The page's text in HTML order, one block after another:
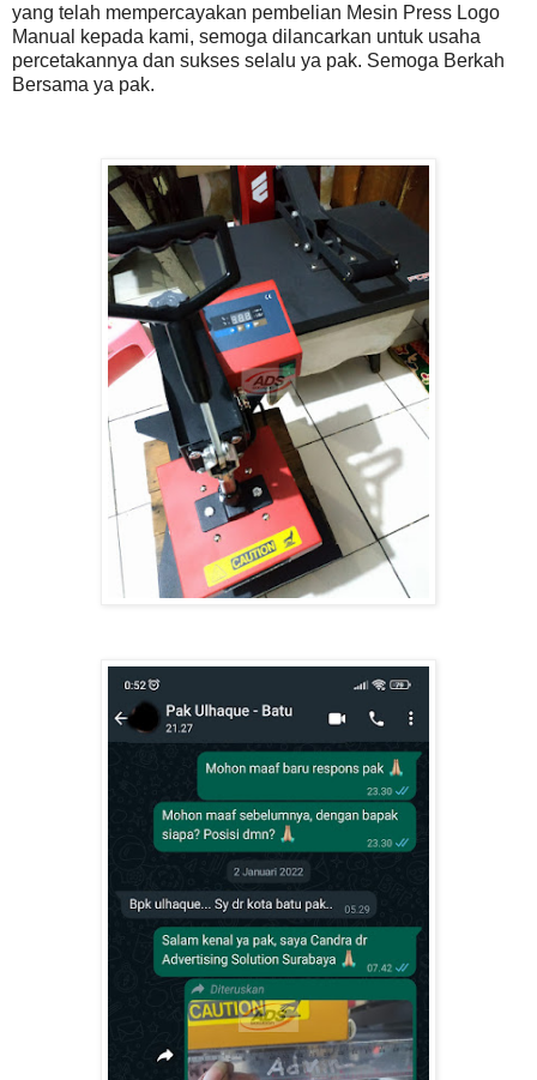
yang telah mempercayakan pembelian Mesin Press Logo
Manual kepada kami, semoga dilancarkan untuk usaha
percetakannya dan sukses selalu ya pak. Semoga Berkah
Bersama ya pak.